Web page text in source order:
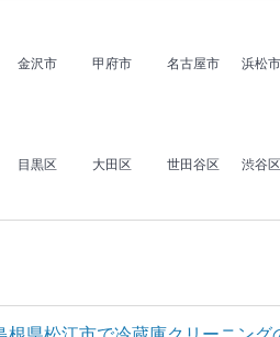
金沢市 甲府市 名古屋市 浜松市
目黒区 大田区 世田谷区 渋谷区